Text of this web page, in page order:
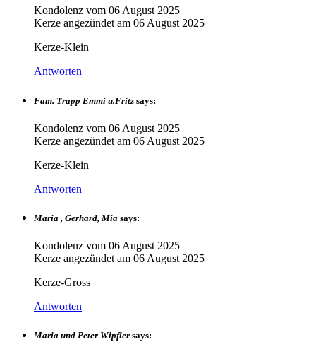
Kondolenz vom 06 August 2025
Kerze angezündet am 06 August 2025
Kerze-Klein
Antworten
Fam. Trapp Emmi u.Fritz says:
Kondolenz vom 06 August 2025
Kerze angezündet am 06 August 2025
Kerze-Klein
Antworten
Maria , Gerhard, Mia says:
Kondolenz vom 06 August 2025
Kerze angezündet am 06 August 2025
Kerze-Gross
Antworten
Maria und Peter Wipfler says: